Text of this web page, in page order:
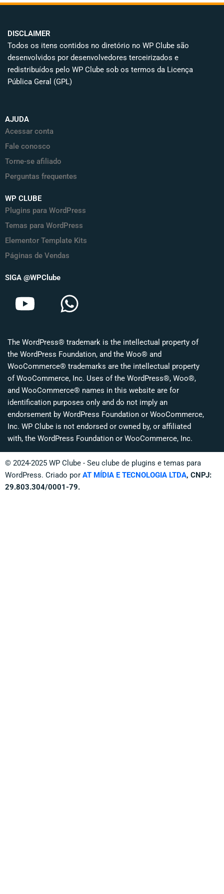
DISCLAIMER
Todos os itens contidos no diretório no WP Clube são
desenvolvidos por desenvolvedores terceirizados e
redistribuídos pelo WP Clube sob os termos da Licença
Pública Geral (GPL)
AJUDA
Acessar conta
Fale conosco
Torne-se afiliado
Perguntas frequentes
WP CLUBE
Plugins para WordPress
Temas para WordPress
Elementor Template Kits
Páginas de Vendas
SIGA @WPClube
Y
o
u
t
u
b
e
W
h
a
t
s
a
p
p
The WordPress® trademark is the intellectual property of
the WordPress Foundation, and the Woo® and
WooCommerce® trademarks are the intellectual property
of WooCommerce, Inc. Uses of the WordPress®, Woo®,
and WooCommerce® names in this website are for
identification purposes only and do not imply an
endorsement by WordPress Foundation or WooCommerce,
Inc. WP Clube is not endorsed or owned by, or affiliated
with, the WordPress Foundation or WooCommerce, Inc.
© 2024-2025 WP Clube - Seu clube de plugins e temas para
WordPress. Criado por AT MÍDIA E TECNOLOGIA LTDA, CNPJ:
29.803.304/0001-79.